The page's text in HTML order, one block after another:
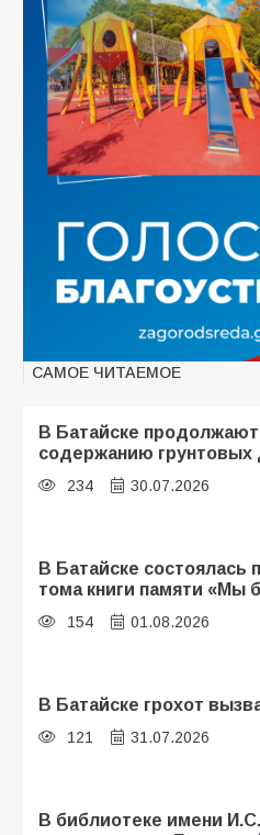
САМОЕ ЧИТАЕМОЕ
В Батайске
содержанию грунтовых
234 30.07.2026
В Батайске состоялась
тома книги памяти «Мы
154 01.08.2026
В Батайске грохот
121 31.07.2026
В библиотеке имени